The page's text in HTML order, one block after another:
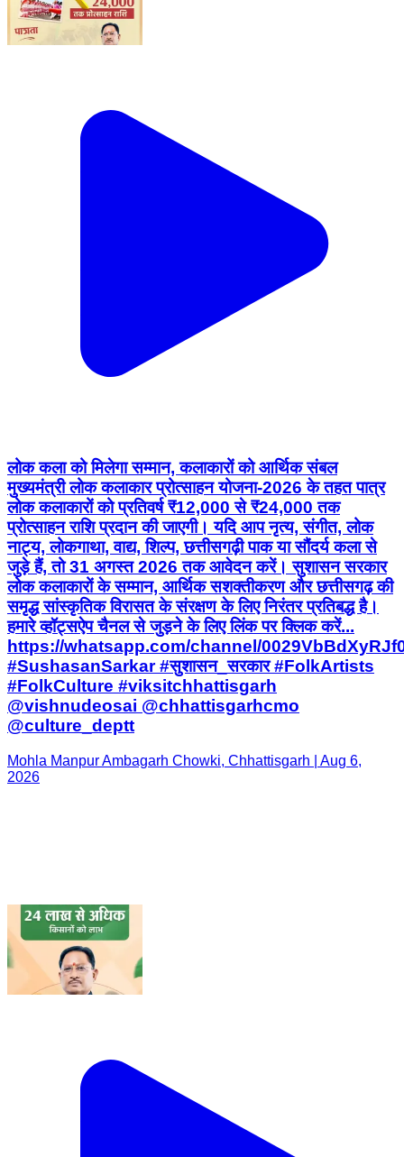
लोक कला को मिलेगा सम्मान, कलाकारों को आर्थिक संबल
मुख्यमंत्री लोक कलाकार प्रोत्साहन योजना-2026 के तहत पात्र
लोक कलाकारों को प्रतिवर्ष ₹12,000 से ₹24,000 तक
प्रोत्साहन राशि प्रदान की जाएगी। यदि आप नृत्य, संगीत, लोक
नाट्य, लोकगाथा, वाद्य, शिल्प, छत्तीसगढ़ी पाक या सौंदर्य कला से
जुड़े हैं, तो 31 अगस्त 2026 तक आवेदन करें। सुशासन सरकार
लोक कलाकारों के सम्मान, आर्थिक सशक्तीकरण और छत्तीसगढ़ की
समृद्ध सांस्कृतिक विरासत के संरक्षण के लिए निरंतर प्रतिबद्ध है।
हमारे व्हॉट्सऐप चैनल से जुड़ने के लिए लिंक पर क्लिक करें...
https://whatsapp.com/channel/
#SushasanSarkar #सुशासन_सरकार #FolkArtists
#FolkCulture #viksitchhattisgarh
@vishnudeosai @chhattisgarhcmo
@culture_deptt
Mohla Manpur Ambagarh Chowki, Chhattisgarh | Aug 6,
2026